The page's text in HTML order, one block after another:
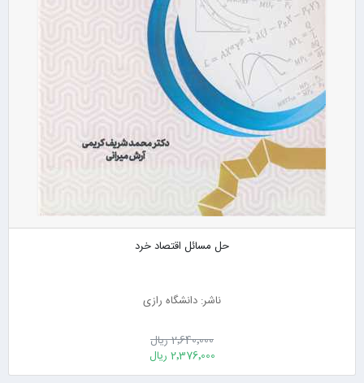
حل مسائل اقتصاد خرد
ناشر: دانشگاه رازی
2٬640٬000 ریال
2٬376٬000 ریال